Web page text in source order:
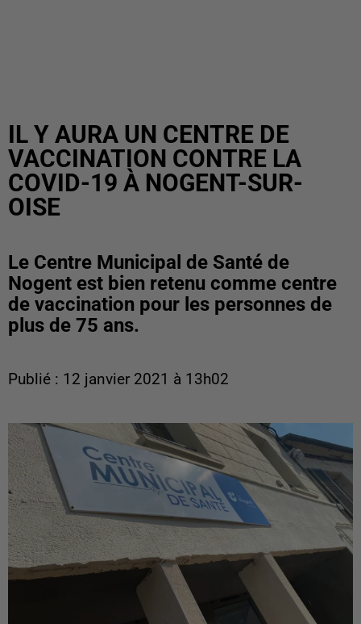
IL Y AURA UN CENTRE DE
VACCINATION CONTRE LA
COVID-19 À NOGENT-SUR-
OISE
Le Centre Municipal de Santé de
Nogent est bien retenu comme centre
de vaccination pour les personnes de
plus de 75 ans.
Publié : 12 janvier 2021 à 13h02